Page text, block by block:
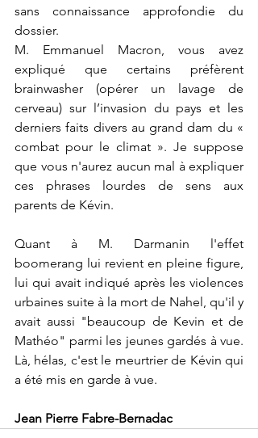
sans connaissance approfondie du
dossier.
M. Emmanuel Macron, vous avez
expliqué que certains préfèrent
brainwasher (opérer un lavage de
cerveau) sur l’invasion du pays et les
derniers faits divers au grand dam du «
combat pour le climat ». Je suppose
que vous n'aurez aucun mal à expliquer
ces phrases lourdes de sens aux
parents de Kévin.
Quant à M. Darmanin l'effet
boomerang lui revient en pleine figure,
lui qui avait indiqué après les violences
urbaines suite à la mort de Nahel, qu'il y
avait aussi "beaucoup de Kevin et de
Mathéo" parmi les jeunes gardés à vue.
Là, hélas, c'est le meurtrier de Kévin qui
a été mis en garde à vue.
Jean Pierre Fabre-Bernadac